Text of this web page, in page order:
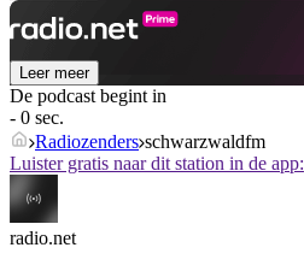
Leer meer
De podcast begint in
- 0 sec.
Radiozenders schwarzwaldfm
Luister gratis naar dit station in de app:
radio.net